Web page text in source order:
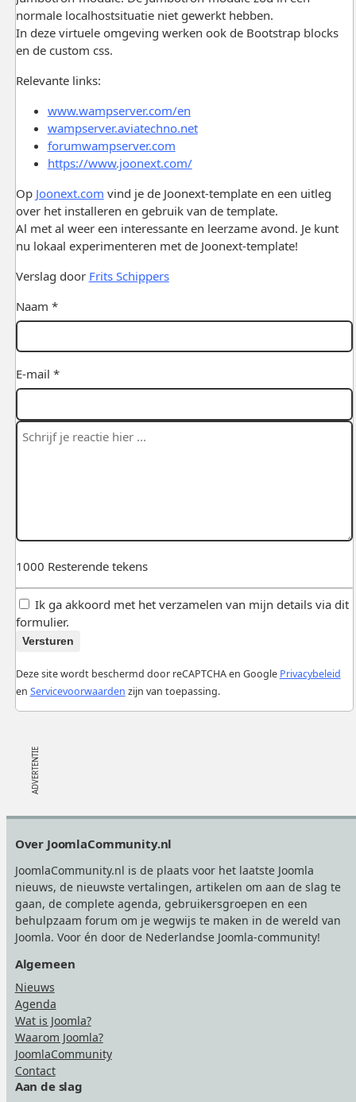
normale localhostsituatie niet gewerkt hebben.
In deze virtuele omgeving werken ook de Bootstrap blocks
en de custom css.
Relevante links:
www.wampserver.com/en
wampserver.aviatechno.net
forumwampserver.com
https://www.joonext.com/
Op Joonext.com vind je de Joonext-template en een uitleg
over het installeren en gebruik van de template.
Al met al weer een interessante en leerzame avond. Je kunt
nu lokaal experimenteren met de Joonext-template!
Verslag door Frits Schippers
Naam *
E-mail *
1000 Resterende tekens
Ik ga akkoord met het verzamelen van mijn details via dit
formulier.
Versturen
Deze site wordt beschermd door reCAPTCHA en Google Privacybeleid
en Servicevoorwaarden zijn van toepassing.
Over JoomlaCommunity.nl
JoomlaCommunity.nl is de plaats voor het laatste Joomla
nieuws, de nieuwste vertalingen, artikelen om aan de slag te
gaan, de complete agenda, gebruikersgroepen en een
behulpzaam forum om je wegwijs te maken in de wereld van
Joomla. Voor én door de Nederlandse Joomla-community!
Algemeen
Nieuws
Agenda
Wat is Joomla?
Waarom Joomla?
JoomlaCommunity
Contact
Aan de slag